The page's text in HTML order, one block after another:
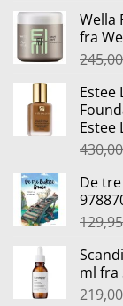
Wella
fra
Estee
Estee
De
ml fra